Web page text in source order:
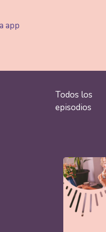
Todos los
episodios